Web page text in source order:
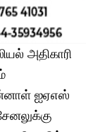
அதிகாரி
ஐஏஎஸ்